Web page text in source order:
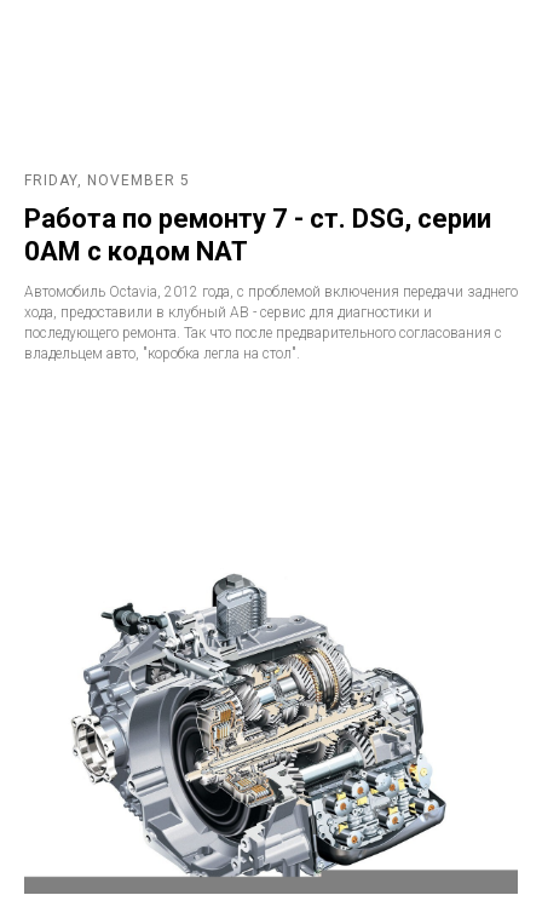
FRIDAY, NOVEMBER 5
Работа по ремонту 7 - ст. DSG, серии
0AM с кодом NAT
Автомобиль Octavia, 2012 года, с проблемой включения передачи заднего
хода, предоставили в клубный АВ - сервис для диагностики и
последующего ремонта. Так что после предварительного согласования с
владельцем авто, "коробка легла на стол".